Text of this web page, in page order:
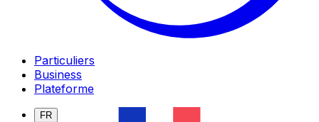
Particuliers
Business
Plateforme
FR